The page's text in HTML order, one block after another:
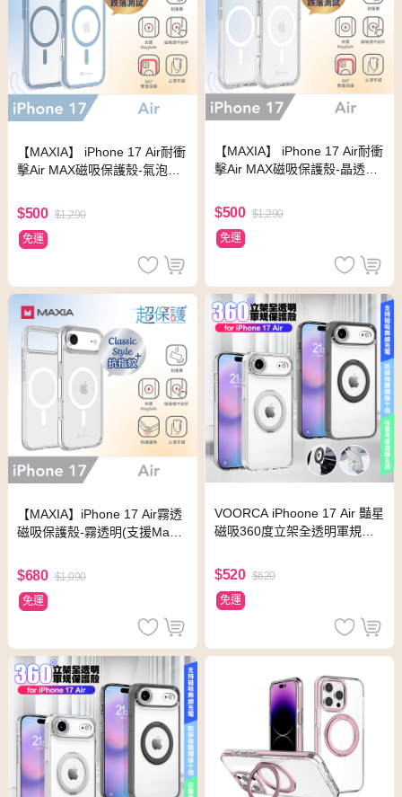
【MAXIA】 iPhone 17 Air耐衝
擊Air MAX磁吸保護殼-氣泡藍
$500 $1,290
免運
【MAXIA】 iPhone 17 Air耐衝
擊Air MAX磁吸保護殼-晶透明
$500 $1,290
免運
【MAXIA】iPhone 17 Air霧透
磁吸保護殼-霧透明(支援MagS
$680 $1,090
免運
VOORCA iPhoone 17 Air 豔星
磁吸360度立架全透明軍規保
$520 $620
免運